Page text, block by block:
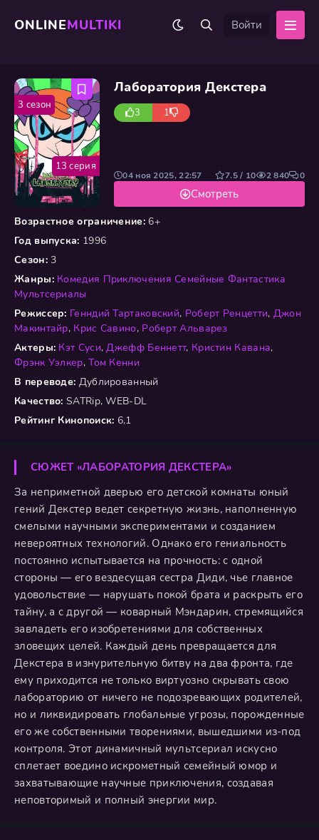
ONLINEMULTIKI Войти
Лаборатория Декстера
3 1
Возрастное ограничение:6+
Год выпуска: 1996
Сезон:3
Жанры: Комедия Приключения Семейные Фантастика
Мультсериалы
Режиссер: Генндий Тартаковский, Роберт Ренцетти, Джон
Макинтайр, Крис Савино, Роберт Альварез
Актеры: Кэт Суси,Джефф Беннетт, Кристин Кавана,
Фрэнк Уэлкер,Том Кенни
В переводе: Дублированный
Качество: SATRip, WEB-DL
Рейтинг Кинопоиск: 6,1
Смотреть
04 ноя 2025, 22:57 7.5 / 10 2 840 0
13 серия
3 сезон
СЮЖЕТ «ЛАБОРАТОРИЯ ДЕКСТЕРА»
За неприметной дверью его детской комнаты юный
гений Декстер ведет секретную жизнь, наполненную
смелыми научными экспериментами и созданием
невероятных технологий. Однако его гениальность
постоянно испытывается на прочность: с одной
стороны — его вездесущая сестра Диди, чье главное
удовольствие — нарушать покой брата и раскрыть его
тайну, а с другой — коварный Мэндарин, стремящийся
завладеть его изобретениями для собственных
зловещих целей. Каждый день превращается для
Декстера в изнурительную битву на два фронта, где
ему приходится не только виртуозно скрывать свою
лабораторию от ничего не подозревающих родителей,
но и ликвидировать глобальные угрозы, порожденные
его же собственными творениями, вышедшими из-под
контроля. Этот динамичный мультсериал искусно
сплетает воедино искрометный семейный юмор и
захватывающие научные приключения, создавая
неповторимый и полный энергии мир.